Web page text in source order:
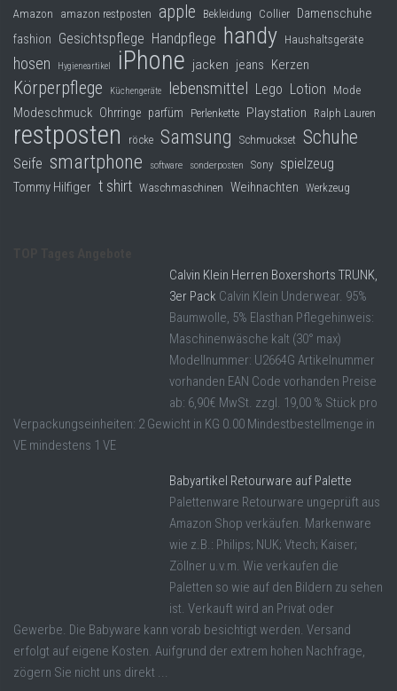
Amazon amazon restposten apple Bekleidung Collier Damenschuhe
fashion Gesichtspflege Handpflege handy Haushaltsgeräte
hosen Hygieneartikel iPhone jacken jeans Kerzen
Körperpflege Küchengeräte lebensmittel Lego Lotion Mode
Modeschmuck Ohrringe parfüm Perlenkette Playstation Ralph Lauren
restposten röcke Samsung Schmuckset Schuhe
Seife smartphone software sonderposten Sony spielzeug
Tommy Hilfiger t shirt Waschmaschinen Weihnachten Werkzeug
Calvin Klein Herren Boxershorts TRUNK,
3er Pack Calvin Klein Underwear. 95%
Baumwolle, 5% Elasthan Pflegehinweis:
Maschinenwäsche kalt (30° max)
Modellnummer: U2664G Artikelnummer
vorhanden EAN Code vorhanden Preise
ab: 6,90€ MwSt. zzgl. 19,00 % Stück pro
Verpackungseinheiten: 2 Gewicht in KG 0.00 Mindestbestellmenge in
VE mindestens 1 VE
Babyartikel Retourware auf Palette
Palettenware Retourware ungeprüft aus
Amazon Shop verkäufen. Markenware
wie z.B.: Philips; NUK; Vtech; Kaiser;
Zöllner u.v.m. Wie verkaufen die
Paletten so wie auf den Bildern zu sehen
ist. Verkauft wird an Privat oder
Gewerbe. Die Babyware kann vorab besichtigt werden. Versand
erfolgt auf eigene Kosten. Auifgrund der extrem hohen Nachfrage,
zögern Sie nicht uns direkt ...